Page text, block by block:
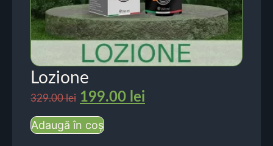
Lozione
329.00lei 199.00 lei
Adaugă în coș